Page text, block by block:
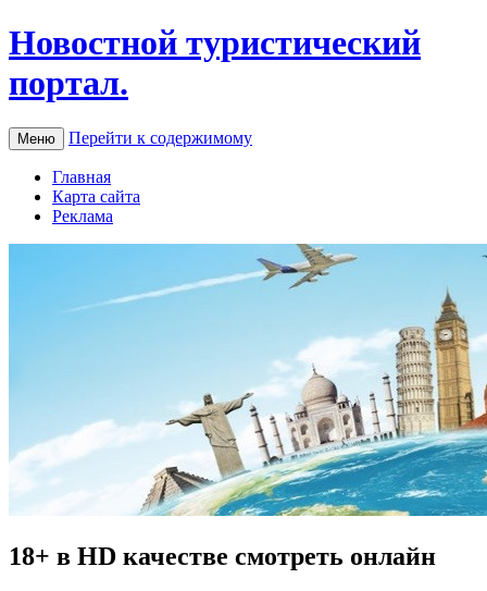
Новостной туристический
портал.
Меню Перейти к содержимому
Главная
Карта сайта
Реклама
18+ в HD качестве смотреть онлайн